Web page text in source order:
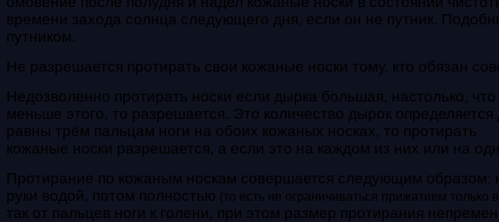
времени захода солнца следующего дня, если он не путник.
путником.
Не разрешается протирать свои кожаные носки тому, кто обязан
Недозволенно протирать носки если дырка большая, настолько,
меньше этого, то разрешается. Это количество дырок
равны трём пальцам ноги на обоих кожаных носках, то протирать
кожаные носки разрешается, а если это на каждом из них или на
Протирание по кожаным носкам совершается следующим образом:
руки водой, потом полностью (то есть не ограничиваться прижатием
так от пальцев ноги к голени, при этом размер протирания